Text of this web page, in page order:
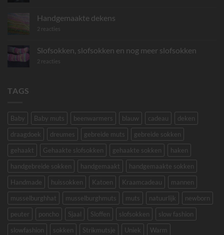
Handgemaakte dekens
2 reacties
Slofsokken, slofsokken en nog meer slofsokken
2 reacties
TAGS
Baby Baby muts beenwarmers blauw cadeau
deken
draagdoek
dreumes gebreide muts
gebreide sokken
gehaakt
Gehaakte slofsokken gehaakte sokken
haken
handgebreide sokken
handgemaakt
handgemaakte sokken
Handmade
huissokken Katoen Kraamcadeau
mannen
musselburghhat
musselburghmuts muts natuurlijk
newborn
peuter
poncho Sjaal Sloffen slofsokken
slow fashion
slowfashion
sokken Strikmutsje Uniek Warm